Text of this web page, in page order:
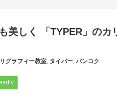
美しく 「TYPER」のカ
グラフィー教室, タイパー, バンコク